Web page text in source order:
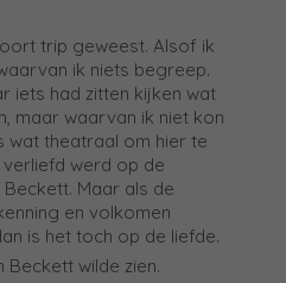
trip geweest. Alsof ik
ik niets begreep.
iets had zitten kijken wat
maar waarvan ik niet kon
wat theatraal om hier te
werd op de
Maar als de
en volkomen
is het toch op de liefde.
wilde zien.